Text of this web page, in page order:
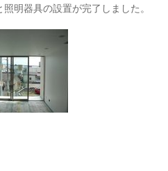
明器具の設置が完了しました。